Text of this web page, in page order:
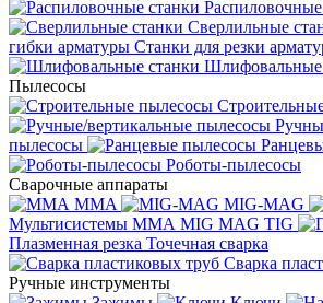
Сверлильные
гибки арматуры Станки для резки
Шлифовальные
Пылесосы
пылесосы
Роботы-пылесосы
Сварочные аппараты
MMA
MIG-MAG
Мультисистемы ММА MIG MAG TIG
Плазменная резка Точечная сварка
Cварка
Ручные инструменты